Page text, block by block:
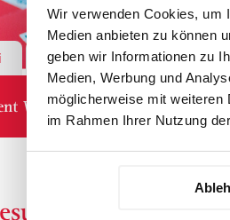
Wir verwenden Cookies, um
Medien anbieten zu können
geben wir Informationen zu
Medien, Werbung und
möglicherweise mit weiteren
im Rahmen Ihrer Nutzung
Institute & Forschung
Weiterbildung
Inhalt ist